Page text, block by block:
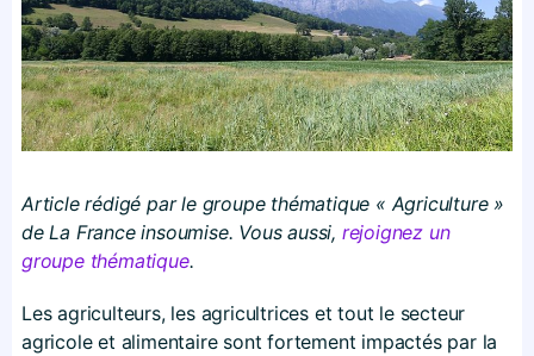
Article rédigé par le groupe thématique « Agriculture »
de La France insoumise. Vous aussi, rejoignez un
groupe thématique.
Les agriculteurs, les agricultrices et tout le secteur
agricole et alimentaire sont fortement impactés par la